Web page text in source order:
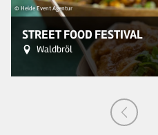
© Heide Event Agentur
STREET FOOD FESTIVAL
Waldbröl